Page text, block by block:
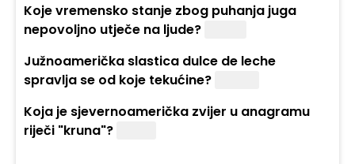
Koje vremensko stanje zbog puhanja juga
nepovoljno utječe na ljude?
Južnoamerička slastica dulce de leche
spravlja se od koje tekućine?
Koja je sjevernoamerička zvijer u anagramu
riječi "kruna"?